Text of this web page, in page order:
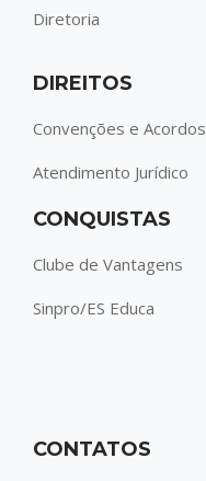
Diretoria
DIREITOS
Convenções e Acordos
Atendimento Jurídico
CONQUISTAS
Clube de Vantagens
Sinpro/ES Educa
CONTATOS